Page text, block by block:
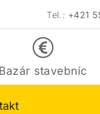
Tel.: +421
Bazár stavebníc